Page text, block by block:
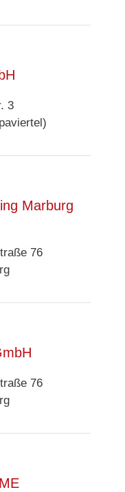
3
Marburg
76
76